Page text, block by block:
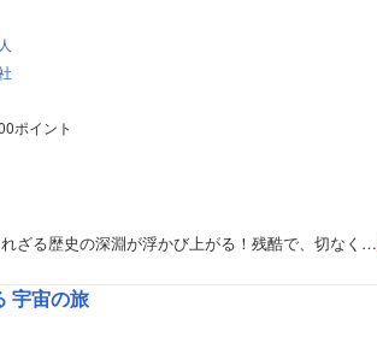
ポイント
ざる歴史の深淵が浮かび上がる！残酷で、切なく…
宇宙の旅